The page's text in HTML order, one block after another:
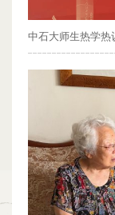
中石大师生热学热